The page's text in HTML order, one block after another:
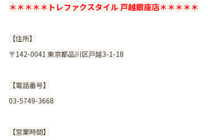
＊＊＊＊＊トレファクスタイル 戸越銀座店＊＊＊＊＊
【住所】
〒142-0041 東京都品川区戸越3-1-18
【電話番号】
03-5749-3668
【営業時間】